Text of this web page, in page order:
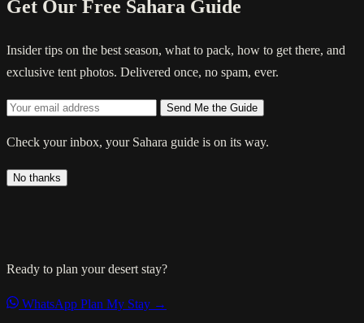
Get Our Free Sahara Guide
Insider tips on the best season, what to pack, how to get there, and
exclusive tent photos. Delivered once, no spam, ever.
Send Me the Guide
Check your inbox, your Sahara guide is on its way.
No thanks
Ready to plan your desert stay?
WhatsApp Plan My Stay →